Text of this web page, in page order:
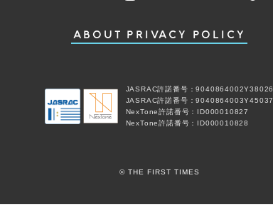
ABOUT PRIVACY POLICY
JASRAC許諾番号：9040864002Y38026
JASRAC許諾番号：9040864003Y45037
NexTone許諾番号：ID000010827
NexTone許諾番号：ID000010828
© THE FIRST TIMES